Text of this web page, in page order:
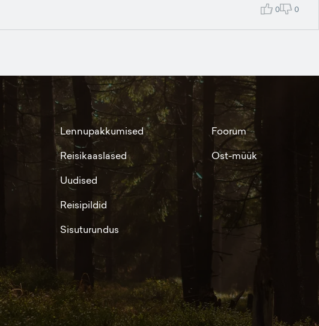
0 0
Lennupakkumised
Reisikaaslased
Uudised
Reisipildid
Sisuturundus
Foorum
Ost-müük